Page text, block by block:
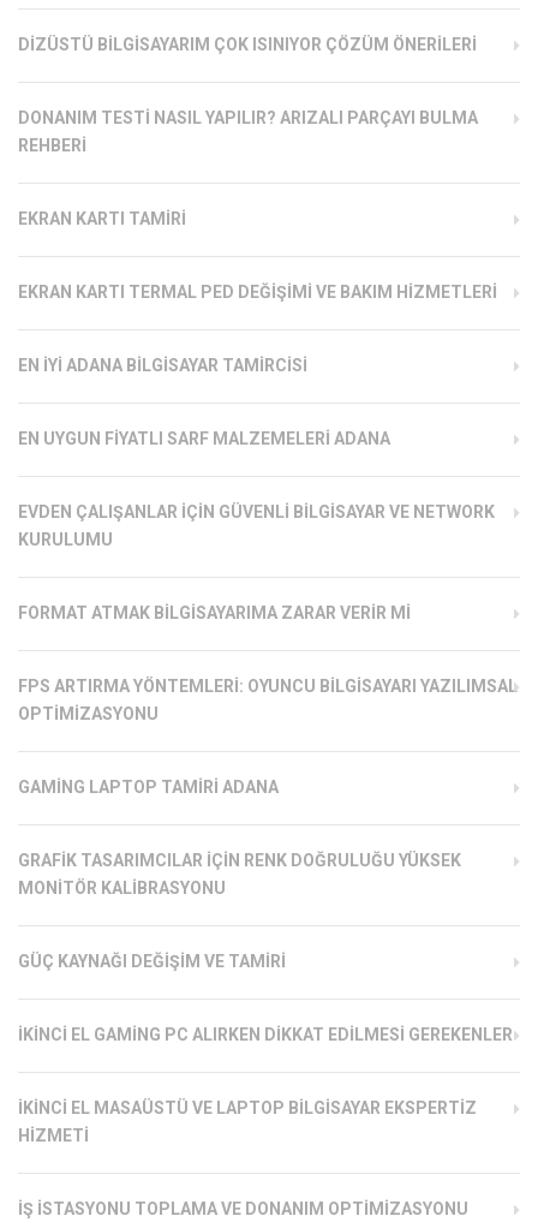
DIZÜSTÜ BILGISAYARIM ÇOK ISINIYOR ÇÖZÜM ÖNERILERI
DONANIM TESTI NASIL YAPILIR? ARIZALI PARÇAYI BULMA
REHBERI
EKRAN KARTI TAMIRI
EKRAN KARTI TERMAL PED DEĞIŞIMI VE BAKIM HIZMETLERI
EN İYI ADANA BILGISAYAR TAMIRCISI
EN UYGUN FIYATLI SARF MALZEMELERI ADANA
EVDEN ÇALIŞANLAR İÇIN GÜVENLI BILGISAYAR VE NETWORK
KURULUMU
FORMAT ATMAK BILGISAYARIMA ZARAR VERIR MI
FPS ARTIRMA YÖNTEMLERI: OYUNCU BILGISAYARI YAZILIMSAL
OPTIMIZASYONU
GAMING LAPTOP TAMIRI ADANA
GRAFIK TASARIMCILAR İÇIN RENK DOĞRULUĞU YÜKSEK
MONITÖR KALIBRASYONU
GÜÇ KAYNAĞI DEĞIŞIM VE TAMIRI
İKINCI EL GAMING PC ALIRKEN DIKKAT EDILMESI GEREKENLER
İKINCI EL MASAÜSTÜ VE LAPTOP BILGISAYAR EKSPERTIZ
HIZMETI
İŞ İSTASYONU TOPLAMA VE DONANIM OPTIMIZASYONU